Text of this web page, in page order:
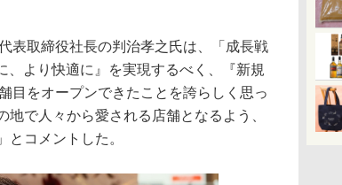
表取締役社長の判治孝之氏は、「成長戦
より快適に』を実現するべく、『新規
目をオープンできたことを誇らしく思っ
で人々から愛される店舗となるよう、
コメントした。